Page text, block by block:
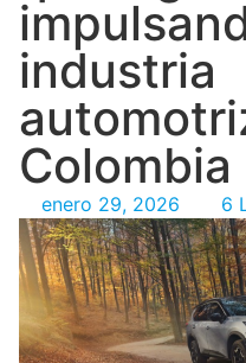
industria
Colombia
enero 29, 2026 6